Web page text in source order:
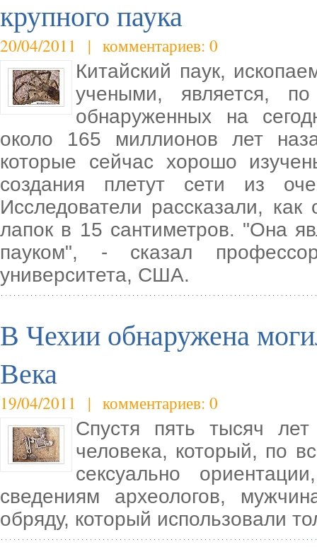
крупного паука
20/04/2011 | комментариев: 0
Китайский паук,
учеными, является,
обнаруженных на
около 165 миллионов лет
которые сейчас хорошо
создания плетут сети из
Исследователи рассказали,
лапок в 15 сантиметров. "Она
пауком", - сказал
университета, США.
В Чехии обнаружена
Века
19/04/2011 | комментариев: 0
Спустя пять тысяч
человека, который, по
сексуально
сведениям археологов,
обряду, который использовали